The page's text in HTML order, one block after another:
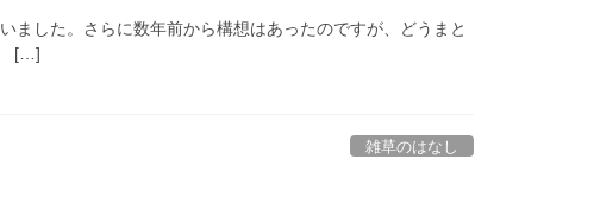
ました。さらに数年前から構想はあったのですが、どうまと
[…]
雑草のはなし